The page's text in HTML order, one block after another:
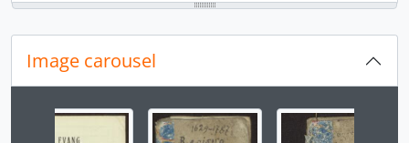
Image carousel
Changing the current slide of this carousel will